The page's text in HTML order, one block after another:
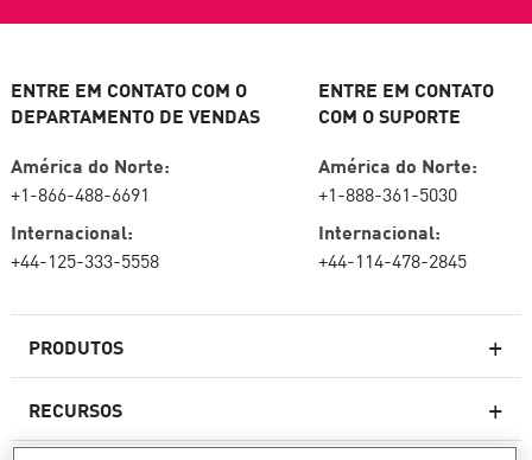
PRODUTOS
Firewalls de última geração
RECURSOS
ENTRE EM CONTATO COM O
DEPARTAMENTO DE VENDAS
América do Norte:
+1-866-488-6691
Internacional:
+44-125-333-5558
ENTRE EM CONTATO
COM O SUPORTE
América do Norte:
+1-888-361-5030
Internacional:
+44-114-478-2845